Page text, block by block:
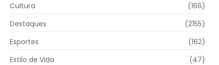
Cultura
(166)
Destaques
(2155)
Esportes
(162)
Estilo de Vida
(47)